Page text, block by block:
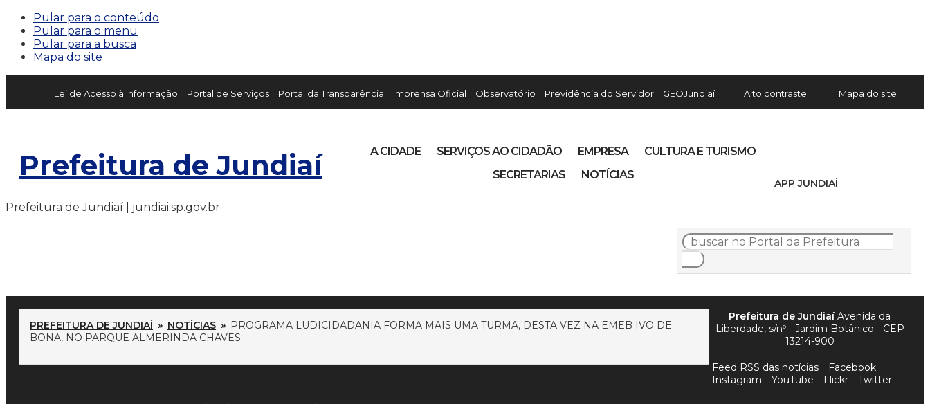
Pular para o conteúdo
Pular para o menu
Pular para a busca
Mapa do site
Lei de Acesso à Informação Portal de Serviços Portal da Transparência Imprensa Oficial Observatório Previdência do Servidor GEOJundiaí Alto contraste Mapa do site
Prefeitura de Jundiaí
APP JUNDIAÍ
A CIDADE SERVIÇOS AO CIDADÃO EMPRESA
CULTURA E TURISMO
SECRETARIAS
NOTÍCIAS
Prefeitura de Jundiaí | jundiai.sp.gov.br
PREFEITURA DE JUNDIAÍ » NOTÍCIAS » PROGRAMA LUDICIDADANIA FORMA MAIS UMA TURMA, DESTA VEZ NA EMEB IVO DE
BONA, NO PARQUE ALMERINDA CHAVES
Prefeitura de JundiaíAvenida da
Liberdade, s/nº - Jardim Botânico - CEP
13214-900
Feed RSS das notícias
Facebook
Instagram
YouTube Flickr Twitter